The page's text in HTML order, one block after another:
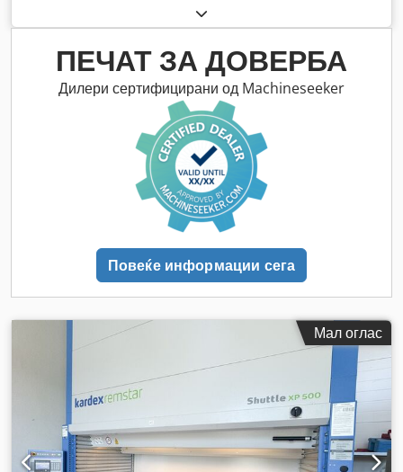
ПЕЧАТ ЗА ДОВЕРБА
Дилери сертифицирани од Machineseeker
Повеќе информации сега
Мал оглас